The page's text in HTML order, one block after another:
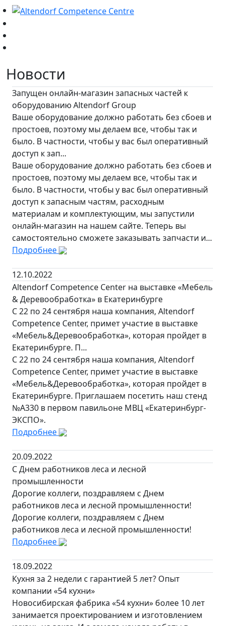
Новости
Запущен онлайн-магазин запасных частей к
оборудованию Altendorf Group
Ваше оборудование должно работать без сбоев и
простоев, поэтому мы делаем все, чтобы так и
было. В частности, чтобы у вас был оперативный
доступ к зап...
Ваше оборудование должно работать без сбоев и
простоев, поэтому мы делаем все, чтобы так и
было. В частности, чтобы у вас был оперативный
доступ к запасным частям, расходным
материалам и комплектующим, мы запустили
онлайн-магазин на нашем сайте. Теперь вы
самостоятельно сможете заказывать запчасти и...
Подробнее
12.10.2022
Altendorf Competence Center на выставке «Мебель
& Деревообработка» в Екатеринбурге
C 22 по 24 сентября наша компания, Altendorf
Competence Center, примет участие в выставке
«Мебель&Деревообработка», которая пройдет в
Екатеринбурге. П...
C 22 по 24 сентября наша компания, Altendorf
Competence Center, примет участие в выставке
«Мебель&Деревообработка», которая пройдет в
Екатеринбурге. Приглашаем посетить наш стенд
№А330 в первом павильоне МВЦ «Екатеринбург-
ЭКСПО».
Подробнее
20.09.2022
С Днем работников леса и лесной
промышленности
Дорогие коллеги, поздравляем с Днем
работников леса и лесной промышленности!
Дорогие коллеги, поздравляем с Днем
работников леса и лесной промышленности!
Подробнее
18.09.2022
Кухня за 2 недели с гарантией 5 лет? Опыт
компании «54 кухни»
Новосибирская фабрика «54 кухни» более 10 лет
занимается проектированием и изготовлением